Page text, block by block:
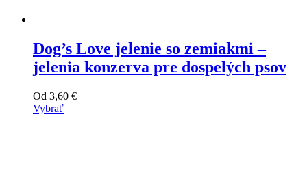
Dog’s Love jelenie so zemiakmi –
jelenia konzerva pre dospelých psov
Od 3,60 €
Vybrať